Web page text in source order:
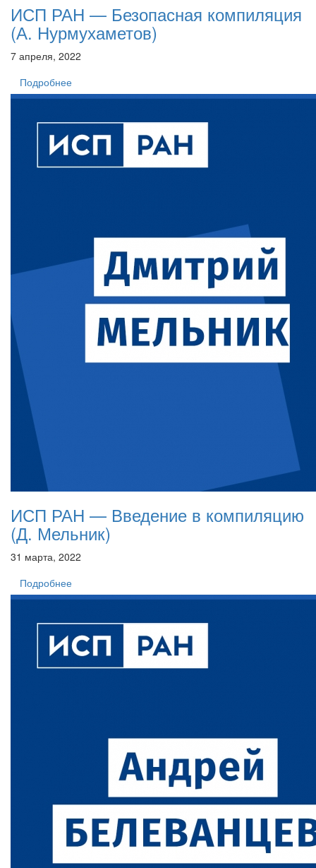
ИСП РАН — Безопасная компиляция
(А. Нурмухаметов)
7 апреля, 2022
Подробнее
ИСП РАН — Введение в компиляцию
(Д. Мельник)
31 марта, 2022
Подробнее